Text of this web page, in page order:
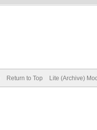
Return to Top Lite (Archive)